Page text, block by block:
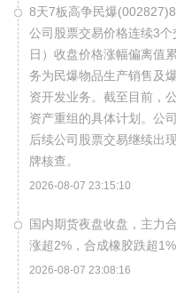
8天7板高争民爆
公司股票交易价格连续3
日）收盘价格涨幅偏离值
务为民爆物品生产销售及
资开发业务。截至目前，
资产重组的具体计划。公
后续公司股票交易继续出
牌核查。
2026-08-07 23:15:10
国内期货夜盘收盘，主力
涨超2%，合成橡胶跌超1%
2026-08-07 23:08:16